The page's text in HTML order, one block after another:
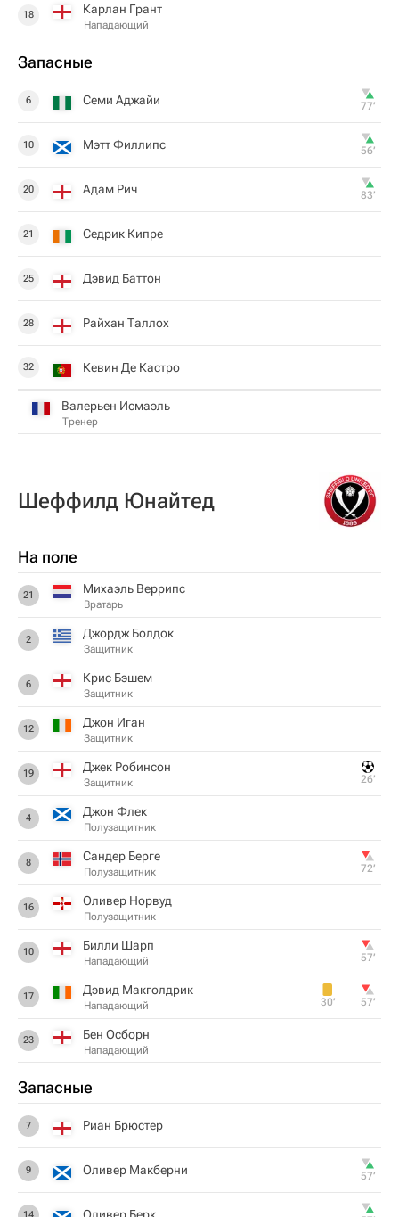
18 Карлан Грант
Нападающий
Запасные
6 Семи Аджайи 77‎’‎
10 Мэтт Филлипс 56‎’‎
20 Адам Рич 83‎’‎
21 Седрик Кипре
25 Дэвид Баттон
28 Райхан Таллох
32 Кевин Де Кастро
Валерьен Исмаэль
Тренер
Шеффилд Юнайтед
На поле
21 Михаэль Веррипс
Вратарь
2 Джордж Болдок
Защитник
6 Крис Бэшем
Защитник
12 Джон Иган
Защитник
19 Джек Робинсон
Защитник 26‎’‎
4 Джон Флек
Полузащитник
8 Сандер Берге
Полузащитник 72‎’‎
16 Оливер Норвуд
Полузащитник
10 Билли Шарп
Нападающий 57‎’‎
17 Дэвид Макголдрик
Нападающий 30‎’‎ 57‎’‎
23 Бен Осборн
Нападающий
Запасные
7 Риан Брюстер
9 Оливер Макберни 57‎’‎
14